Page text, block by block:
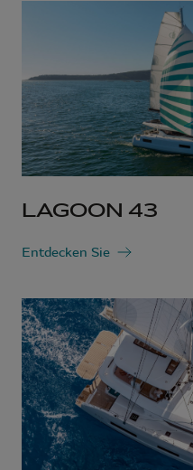
LAGOON 43
Entdecken Sie